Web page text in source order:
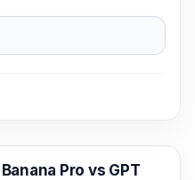
Pro vs GPT